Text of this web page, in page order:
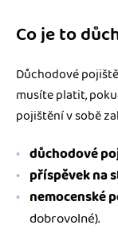
Co je to
Důchodové
musíte platit,
pojištění v sobě
důchodové
příspěvek na
nemocenské
dobrovolné).